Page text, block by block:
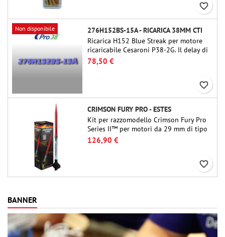
favorite_border
Non disponibile
276H152BS-15A - RICARICA 38MM CTI
Ricarica H152 Blue Streak per motore
ricaricabile Cesaroni P38-2G. Il delay di
15 secondi è regolabile tramite lo
strumento ProDAT 38
78,50 €
favorite_border
CRIMSON FURY PRO - ESTES
Kit per razzomodello Crimson Fury Pro
Series II™ per motori da 29 mm di tipo
E, F e G. Progettato per modellisti
esperti, Crimson Fury offre lanci
un'esperienza di costruzione raffinata
126,90 €
favorite_border
BANNER